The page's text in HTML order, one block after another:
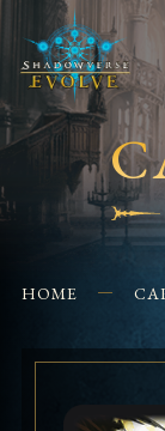
Q&A
EVENT
HOME